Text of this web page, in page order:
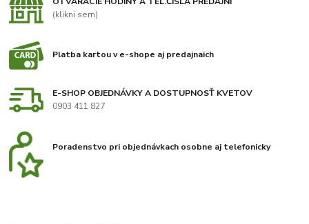
(klikni sem)
Platba kartou v e-shope aj predajnaich
E-SHOP OBJEDNÁVKY A DOSTUPNOSŤ KVETOV
0903 411 827
Poradenstvo pri objednávkach osobne aj telefonicky